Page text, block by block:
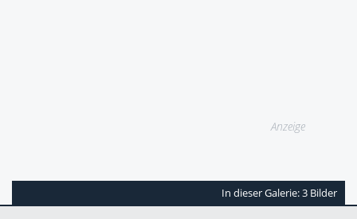
Anzeige
In dieser Galerie: 3 Bilder